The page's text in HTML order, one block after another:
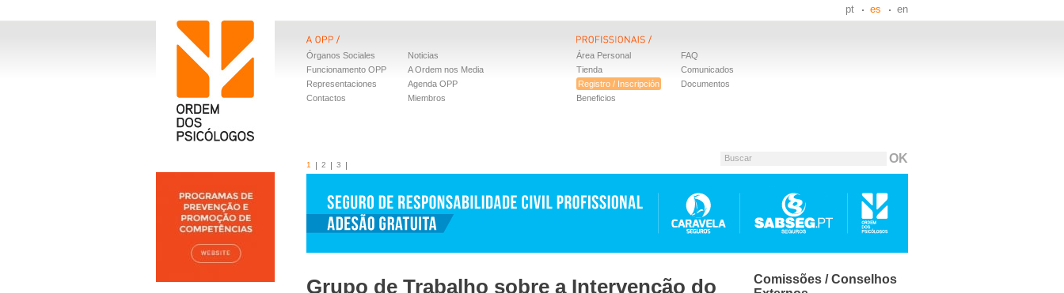
pt es en
Órganos Sociales
Funcionamento OPP
Representaciones
Contactos
Noticias
A Ordem nos Media
Agenda OPP
Miembros
Área Personal
Tienda
Registro / Inscripción
Beneficios
FAQ
Comunicados
Documentos
Buscar
1 2 3
Grupo de Trabalho sobre a Intervenção do
Comissões / Conselhos